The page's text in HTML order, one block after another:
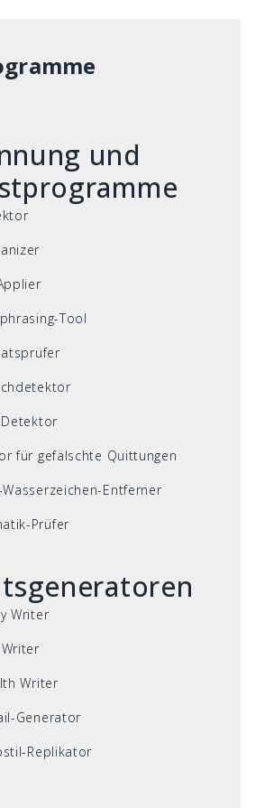
und
Tool
für gefälschte Quittungen
Wasserzeichen-Entferner
Prüfer
Writer
Writer
Writer
Generator
Replikator